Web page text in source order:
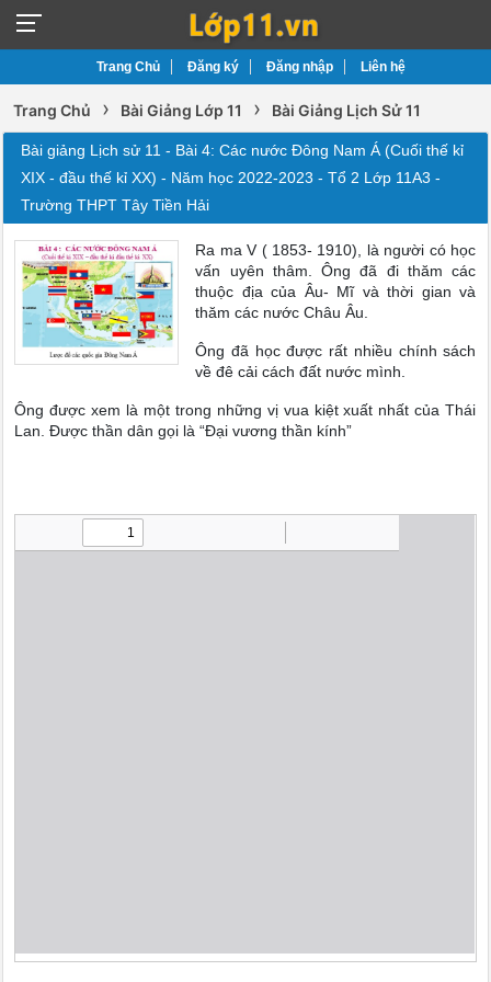
Trang Chủ Đăng ký Đăng nhập Liên hệ
Trang Chủ › Bài Giảng Lớp 11 › Bài Giảng Lịch Sử 11
Bài giảng Lịch sử 11 - Bài 4: Các nước Đông Nam Á (Cuối thế kỉ
XIX - đầu thế kỉ XX) - Năm học 2022-2023 - Tổ 2 Lớp 11A3 -
Trường THPT Tây Tiền Hải
Ra ma V ( 1853- 1910), là người có học
vấn uyên thâm. Ông đã đi thăm các
thuộc địa của Âu- Mĩ và thời gian và
thăm các nước Châu Âu.
Ông đã học được rất nhiều chính sách
về đê cải cách đất nước mình.
Ông được xem là một trong những vị vua kiệt xuất nhất của Thái
Lan. Được thần dân gọi là “Đại vương thần kính”